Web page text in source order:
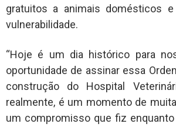
gratuitos a animais domésticos
vulnerabilidade.
“Hoje é um dia histórico para
oportunidade de assinar essa
construção do Hospital
realmente, é um momento de
um compromisso que fiz